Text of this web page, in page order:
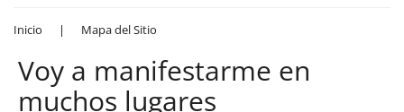
Inicio | Mapa del Sitio
Voy a manifestarme en
muchos lugares